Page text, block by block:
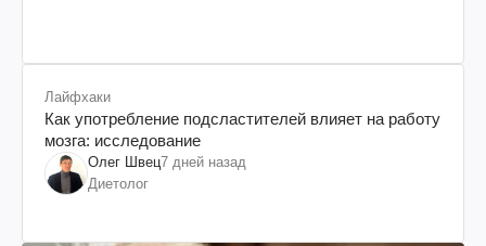
Лайфхаки
Как употребление подсластителей влияет на работу
мозга: исследование
Олег Швец7 дней назад
Диетолог